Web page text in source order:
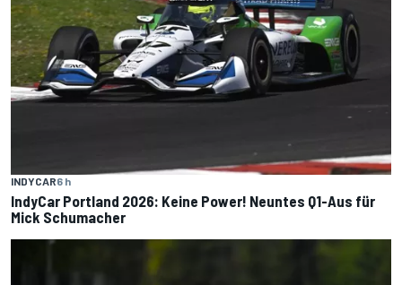
INDYCAR6 h
IndyCar Portland 2026: Keine Power! Neuntes Q1-Aus für
Mick Schumacher